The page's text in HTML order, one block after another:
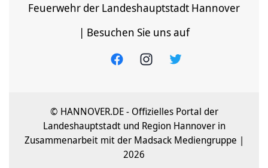
Feuerwehr der Landeshauptstadt Hannover
| Besuchen Sie uns auf
© HANNOVER.DE - Offizielles Portal der
Landeshauptstadt und Region Hannover in
Zusammenarbeit mit der Madsack Mediengruppe |
2026